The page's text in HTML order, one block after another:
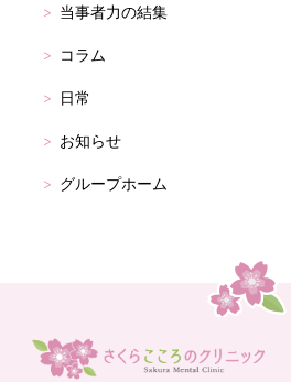
当事者力の結集
コラム
日常
お知らせ
グループホーム